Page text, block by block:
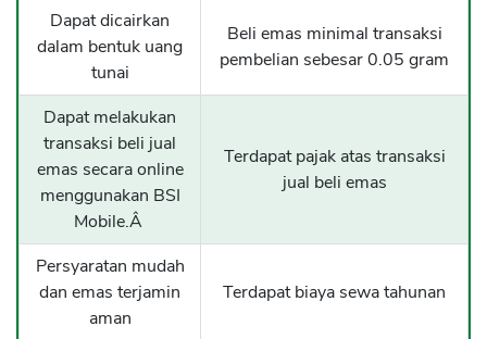
Dapat dicairkan
dalam bentuk uang
tunai
Beli emas minimal transaksi
pembelian sebesar 0.05 gram
Dapat melakukan
transaksi beli jual
emas secara online
menggunakan BSI
Mobile.Â
Terdapat pajak atas transaksi
jual beli emas
Persyaratan mudah
dan emas terjamin
aman
Terdapat biaya sewa tahunan